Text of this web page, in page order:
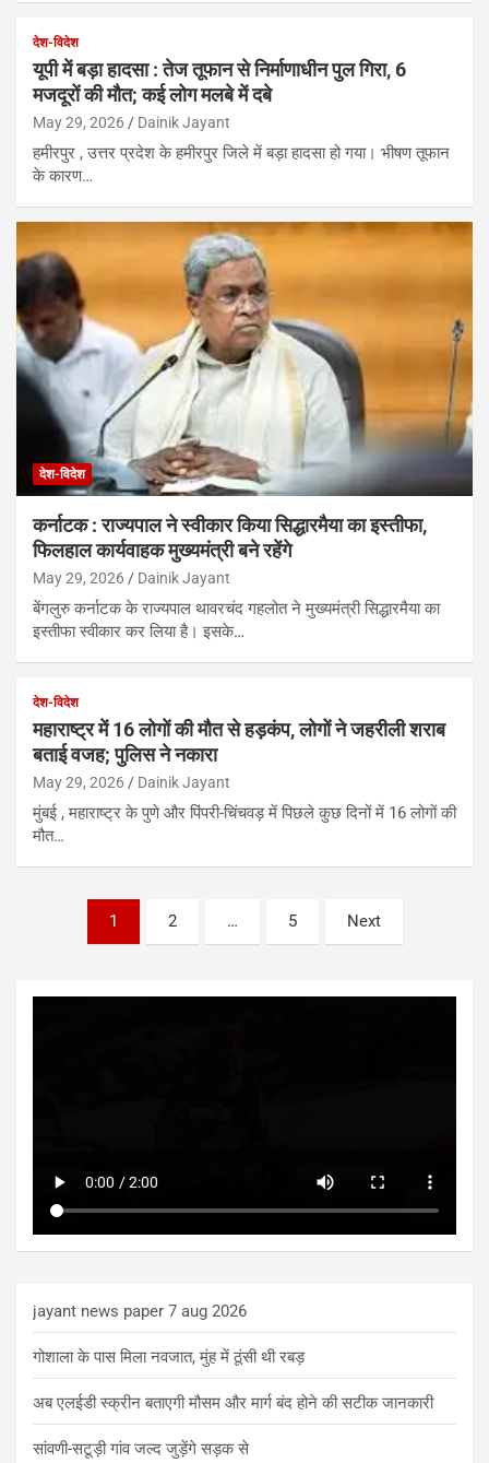
देश-विदेश
यूपी में बड़ा हादसा : तेज तूफान से निर्माणाधीन पुल गिरा, 6
मजदूरों की मौत; कई लोग मलबे में दबे
May 29, 2026 Dainik Jayant
हमीरपुर , उत्तर प्रदेश के हमीरपुर जिले में बड़ा हादसा हो गया। भीषण तूफान
के कारण…
देश-विदेश
कर्नाटक : राज्यपाल ने स्वीकार किया सिद्धारमैया का इस्तीफा,
फिलहाल कार्यवाहक मुख्यमंत्री बने रहेंगे
May 29, 2026 Dainik Jayant
बेंगलुरु कर्नाटक के राज्यपाल थावरचंद गहलोत ने मुख्यमंत्री सिद्धारमैया का
इस्तीफा स्वीकार कर लिया है। इसके…
देश-विदेश
महाराष्ट्र में 16 लोगों की मौत से हड़कंप, लोगों ने जहरीली शराब
बताई वजह; पुलिस ने नकारा
May 29, 2026 Dainik Jayant
मुंबई , महाराष्ट्र के पुणे और पिंपरी-चिंचवड़ में पिछले कुछ दिनों में 16 लोगों की
मौत…
pagination
1 2 … 5 Next
jayant news paper 7 aug 2026
गोशाला के पास मिला नवजात, मुंह में ठूंसी थी रबड़
अब एलईडी स्क्रीन बताएगी मौसम और मार्ग बंद होने की सटीक जानकारी
सांवणी-सटूड़ी गांव जल्द जुड़ेंगे सड़क से